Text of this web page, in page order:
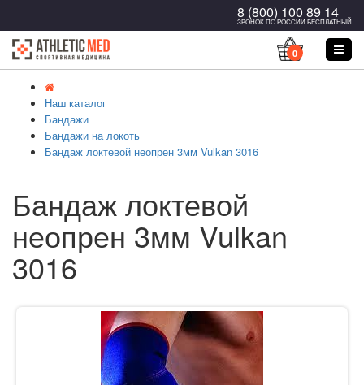
8 (800) 100 89 14
ЗВОНОК ПО РОССИИ БЕСПЛАТНЫЙ
0
Наш каталог
Бандажи
Бандажи на локоть
Бандаж локтевой неопрен 3мм Vulkan 3016
Бандаж локтевой
неопрен 3мм Vulkan
3016